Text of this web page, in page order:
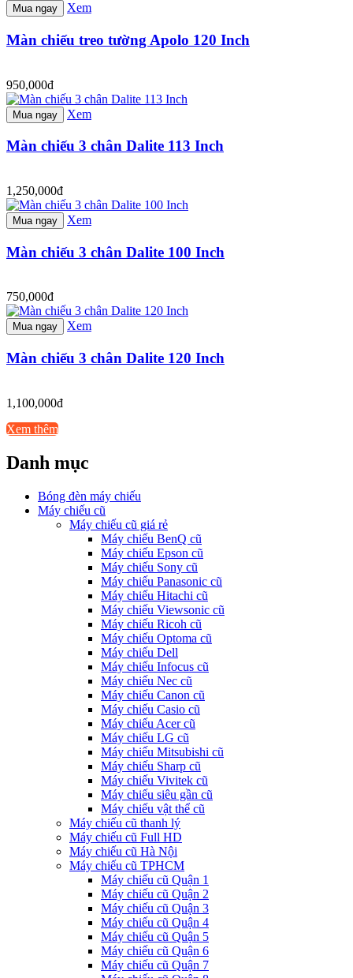
Mua ngay Xem
Màn chiếu treo tường Apolo 120 Inch
950,000đ
Mua ngay Xem
Màn chiếu 3 chân Dalite 113 Inch
1,250,000đ
Mua ngay Xem
Màn chiếu 3 chân Dalite 100 Inch
750,000đ
Mua ngay Xem
Màn chiếu 3 chân Dalite 120 Inch
1,100,000đ
Xem thêm
Danh mục
Bóng đèn máy chiếu
Máy chiếu cũ
Máy chiếu cũ giá rẻ
Máy chiếu BenQ cũ
Máy chiếu Epson cũ
Máy chiếu Sony cũ
Máy chiếu Panasonic cũ
Máy chiếu Hitachi cũ
Máy chiếu Viewsonic cũ
Máy chiếu Ricoh cũ
Máy chiếu Optoma cũ
Máy chiếu Dell
Máy chiếu Infocus cũ
Máy chiếu Nec cũ
Máy chiếu Canon cũ
Máy chiếu Casio cũ
Máy chiếu Acer cũ
Máy chiếu LG cũ
Máy chiếu Mitsubishi cũ
Máy chiếu Sharp cũ
Máy chiếu Vivitek cũ
Máy chiếu siêu gần cũ
Máy chiếu vật thể cũ
Máy chiếu cũ thanh lý
Máy chiếu cũ Full HD
Máy chiếu cũ Hà Nội
Máy chiếu cũ TPHCM
Máy chiếu cũ Quận 1
Máy chiếu cũ Quận 2
Máy chiếu cũ Quận 3
Máy chiếu cũ Quận 4
Máy chiếu cũ Quận 5
Máy chiếu cũ Quận 6
Máy chiếu cũ Quận 7